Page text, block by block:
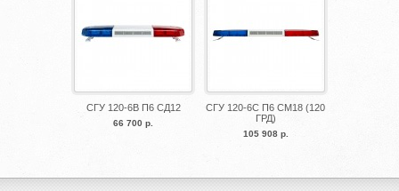
СГУ 120-6В П6 СД12
66 700 р.
СГУ 120-6С П6 СМ18 (120
ГРД)
105 908 р.